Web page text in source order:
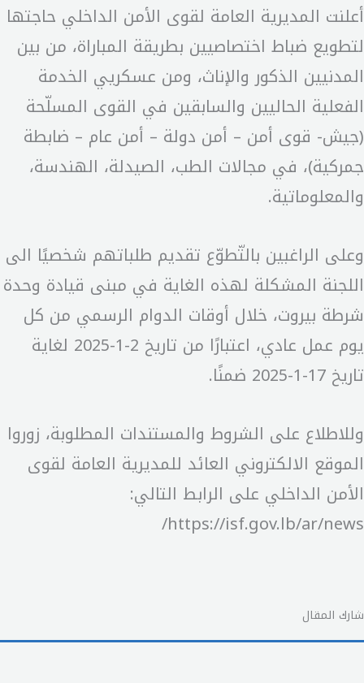
أعلنت المديرية العامة لقوى الأمن الداخلي حاجتها
لتطويع ضباط اختصاصيين بطريقة المباراة، من بين
المدنيين الذكور والإناث، ومن عسكريي الخدمة
الفعلية الحاليين والسابقين في القوى المسلّحة
(جيش- قوى أمن – أمن دولة – أمن عام – ضابطة
جمركية)، في مجالات الطب، الصيدلة، الهندسة،
والمعلوماتية.
وعلى الراغبين بالتّطوّع تقديم طلباتهم شخصيًا الى
اللجنة المشكلة لهذه الغاية في مبنى قيادة وحدة
شرطة بيروت، خلال أوقات الدوام الرسمي من كل
يوم عمل عادي، اعتبارًا من تاريخ 2-1-2025 لغاية
تاريخ 17-1-2025 ضمنًا.
وللاطلاع على الشروط والمستندات المطلوبة، زوروا
الموقع الالكتروني العائد للمديرية العامة لقوى
الأمن الداخلي على الرابط التالي:
https://isf.gov.lb/ar/news/
شارك المقال